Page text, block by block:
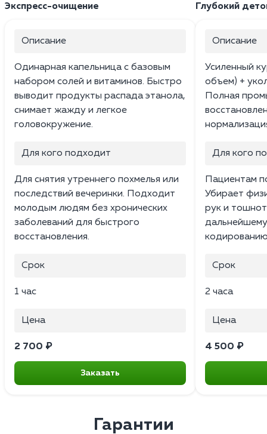
Экспресс-очищение
Описание
Одинарная капельница с базовым
набором солей и витаминов. Быстро
выводит продукты распада этанола,
снимает жажду и легкое
головокружение.
Для кого подходит
Для снятия утреннего похмелья или
последствий вечеринки. Подходит
молодым людям без хронических
заболеваний для быстрого
восстановления.
Срок
1 час
Цена
2 700 ₽
Заказать
Глубокий
Описание
Усиленный
объем) +
Полная
Для кого
Пациентам
Убирает
рук и
Срок
2 часа
Цена
4 500 ₽
Гарантии